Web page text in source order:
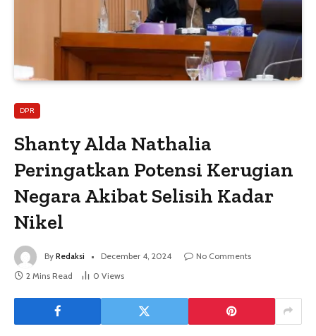
DPR
Shanty Alda Nathalia
Peringatkan Potensi Kerugian
Negara Akibat Selisih Kadar
Nikel
By Redaksi December 4, 2024
No Comments
2 Mins Read
0 Views